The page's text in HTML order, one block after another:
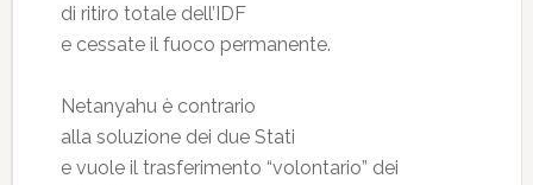
di ritiro totale dell’IDF
e cessate il fuoco permanente.
Netanyahu è contrario
alla soluzione dei due Stati
e vuole il trasferimento “volontario” dei